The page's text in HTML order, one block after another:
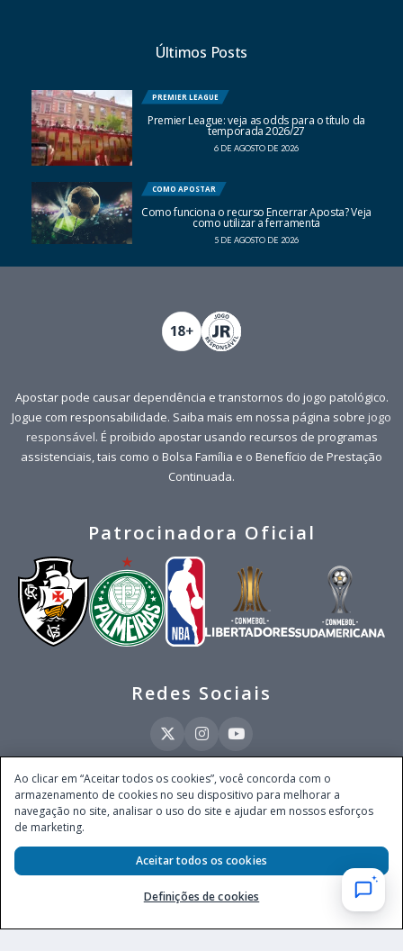
Últimos Posts
PREMIER LEAGUE
Premier League: veja as odds para o título da
temporada 2026/27
6 DE AGOSTO DE 2026
COMO APOSTAR
Como funciona o recurso Encerrar Aposta? Veja
como utilizar a ferramenta
5 DE AGOSTO DE 2026
Apostar pode causar dependência e transtornos do jogo patológico.
Jogue com responsabilidade. Saiba mais em nossa página sobre jogo
responsável. É proibido apostar usando recursos de programas
assistenciais, tais como o Bolsa Família e o Benefício de Prestação
Continuada.
Patrocinadora Oficial
Redes Sociais
Este site é operado pela Ventmear Brasil LTDA (CNPJ 52.868.380/0001-84), com
endereço na Avenida Brigadeiro Faria Lima, nº 4.055, 3º andar, Itaim Bibi, no
Município de São Paulo, Estado de São Paulo, CEP 04538-133, Brasil - empresa
Secretaria de Prêmios e Apostas do Ministério da Fazenda, conforme Portaria nº
247, de 07.02.2025, publicada no DOU em 11.2.2025.
Ao clicar em “Aceitar todos os cookies”, você concorda com o
armazenamento de cookies no seu dispositivo para melhorar a
navegação no site, analisar o uso do site e ajudar em nossos esforços
de marketing.
Definições de cookies
Aceitar todos os cookies